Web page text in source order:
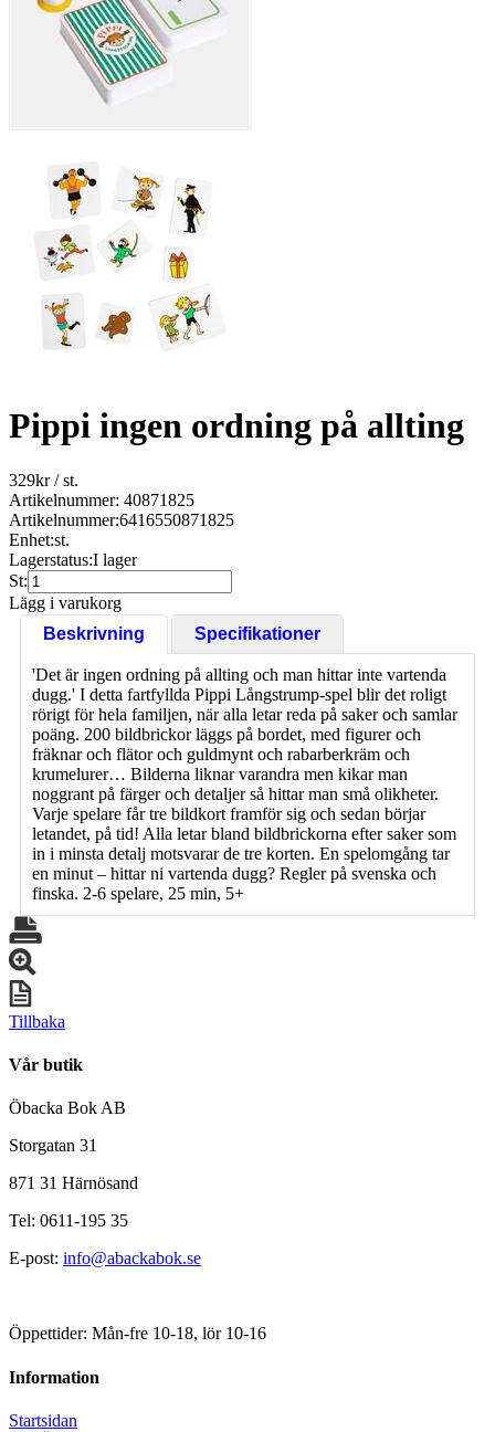
Pippi ingen ordning på allting
329kr/ st.
Artikelnummer: 40871825
Artikelnummer:6416550871825
Enhet:st.
Lagerstatus:I lager
St:
Lägg i varukorg
Beskrivning
Specifikationer
'Det är ingen ordning på allting och man hittar inte vartenda
dugg.' I detta fartfyllda Pippi Långstrump-spel blir det roligt
rörigt för hela familjen, när alla letar reda på saker och samlar
poäng. 200 bildbrickor läggs på bordet, med figurer och
fräknar och flätor och guldmynt och rabarberkräm och
krumelurer… Bilderna liknar varandra men kikar man
noggrant på färger och detaljer så hittar man små olikheter.
Varje spelare får tre bildkort framför sig och sedan börjar
letandet, på tid! Alla letar bland bildbrickorna efter saker som
in i minsta detalj motsvarar de tre korten. En spelomgång tar
en minut – hittar ni vartenda dugg? Regler på svenska och
finska. 2-6 spelare, 25 min, 5+
Tillbaka
Vår butik
Öbacka Bok AB
Storgatan 31
871 31 Härnösand
Tel: 0611-195 35
E-post: info@abackabok.se
Öppettider: Mån-fre 10-18, lör 10-16
Information
Startsidan